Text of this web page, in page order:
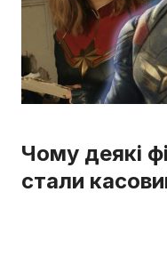
Чому деякі
стали